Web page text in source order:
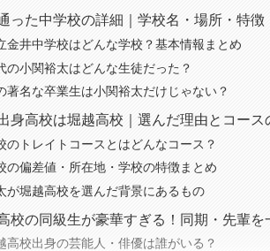
った中学校の詳細｜学校名・場所・特徴
金井中学校はどんな学校？基本情報まとめ
の小関裕太はどんな生徒だった？
著名な卒業生は小関裕太だけじゃない？
身高校は堀越高校｜選んだ理由とコース
のトレイトコースとはどんなコース？
の偏差値・所在地・学校の特徴まとめ
が堀越高校を選んだ背景にあるもの
校の同級生が豪華すぎる！同期・先輩を
高校出身の芸能人・俳優は誰がいる？